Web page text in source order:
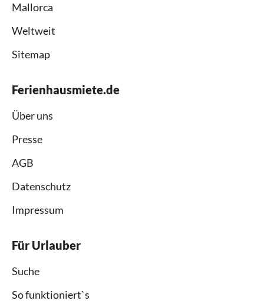
Mallorca
Weltweit
Sitemap
Ferienhausmiete.de
Über uns
Presse
AGB
Datenschutz
Impressum
Für Urlauber
Suche
So funktioniert`s